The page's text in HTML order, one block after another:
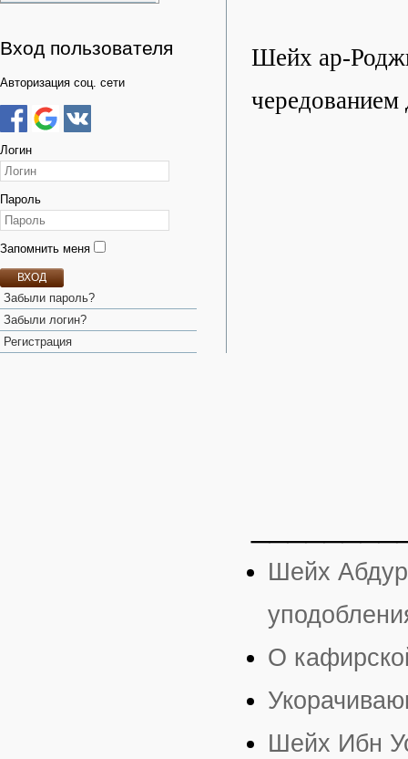
Вход пользователя
Авторизация соц. сети
Логин
Пароль
Запомнить меня
ВХОД
Забыли пароль?
Забыли логин?
Регистрация
Шейх ар-
чередованием
Шейх
О
Шейх Ибн